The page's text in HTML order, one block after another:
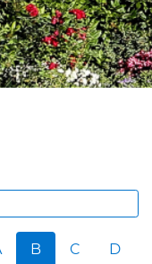
B C D